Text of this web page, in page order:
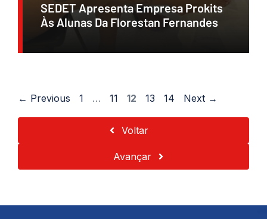
SEDET Apresenta Empresa Prokits
Às Alunas Da Florestan Fernandes
← Previous Page
1 … Page
11 Page
12 Page
13 Page
14 Next →
Voltar
Avançar